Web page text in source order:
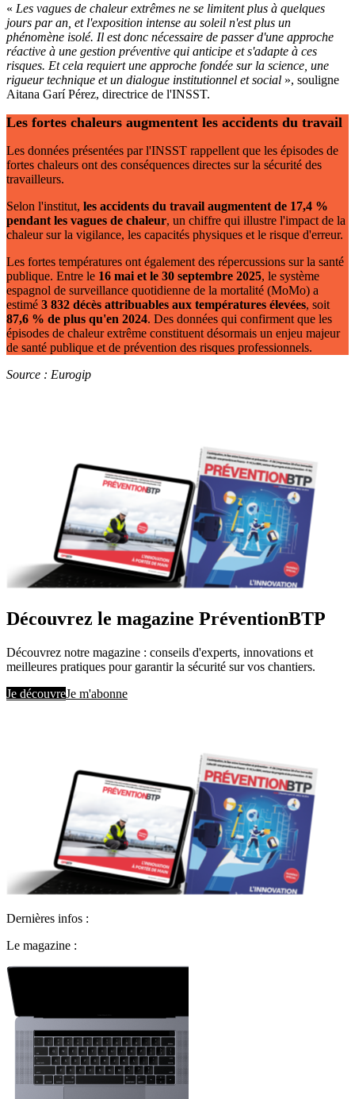
« Les vagues de chaleur extrêmes ne se limitent plus à quelques
jours par an, et l'exposition intense au soleil n'est plus un
phénomène isolé. Il est donc nécessaire de passer d'une approche
réactive à une gestion préventive qui anticipe et s'adapte à ces
risques. Et cela requiert une approche fondée sur la science, une
rigueur technique et un dialogue institutionnel et social », souligne
Aitana Garí Pérez, directrice de l'INSST.
Les fortes chaleurs augmentent les accidents du travail
Les données présentées par l'INSST rappellent que les épisodes de
fortes chaleurs ont des conséquences directes sur la sécurité des
travailleurs.
Selon l'institut, les accidents du travail augmentent de 17,4 %
pendant les vagues de chaleur, un chiffre qui illustre l'impact de la
chaleur sur la vigilance, les capacités physiques et le risque d'erreur.
Les fortes températures ont également des répercussions sur la santé
publique. Entre le 16 mai et le 30 septembre 2025, le système
espagnol de surveillance quotidienne de la mortalité (MoMo) a
estimé 3 832 décès attribuables aux températures élevées, soit
87,6 % de plus qu'en 2024. Des données qui confirment que les
épisodes de chaleur extrême constituent désormais un enjeu majeur
de santé publique et de prévention des risques professionnels.
Source : Eurogip
Découvrez le magazine PréventionBTP
Découvrez notre magazine : conseils d'experts, innovations et
meilleures pratiques pour garantir la sécurité sur vos chantiers.
Je découvreJe m'abonne
Dernières infos :
Le magazine :